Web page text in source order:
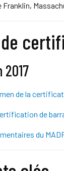
Franklin,
de la
de
du